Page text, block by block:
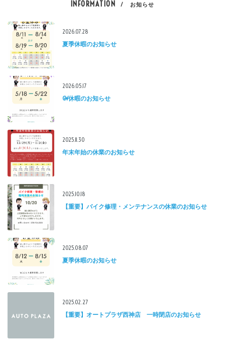
INFORMATION / お知らせ
2026.07.28
夏季休暇のお知らせ
2026.05.17
GW休暇のお知らせ
2025.11.30
年末年始の休業のお知らせ
2025.10.18
【重要】バイク修理・メンテナンスの休業のお知らせ
2025.08.07
夏季休暇のお知らせ
2025.02.27
【重要】オートプラザ西神店 一時閉店のお知らせ